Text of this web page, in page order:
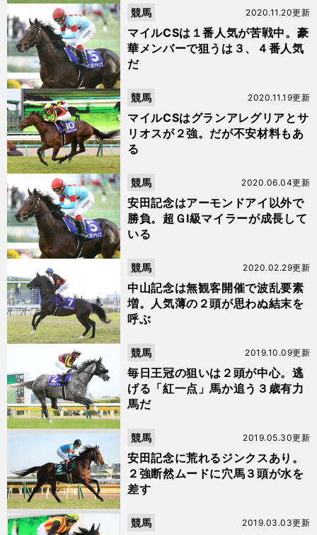
マイルCSは１番人気が苦戦中。豪
華メンバーで狙うは３、４番人気
だ
2020.11.20更新
競馬
マイルCSはグランアレグリアとサ
リオスが２強。だが不安材料もあ
る
2020.11.19更新
競馬
安田記念はアーモンドアイ以外で
勝負。超ＧⅠ級マイラーが成長して
いる
2020.06.04更新
競馬
中山記念は無観客開催で波乱要素
増。人気薄の２頭が思わぬ結末を
呼ぶ
2020.02.29更新
競馬
毎日王冠の狙いは２頭が中心。逃
げる「紅一点」馬か追う３歳有力
馬だ
2019.10.09更新
競馬
安田記念に荒れるジンクスあり。
２強断然ムードに穴馬３頭が水を
差す
2019.05.30更新
競馬
2019.03.03更新
競馬